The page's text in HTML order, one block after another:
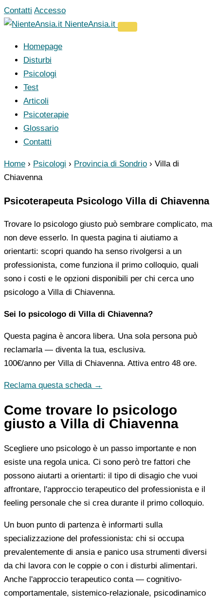
Vai
al
Contatti Accesso
NienteAnsia.it
Homepage
Disturbi
Psicologi
Test
Articoli
Psicoterapie
Glossario
Contatti
Home › Psicologi › Provincia di Sondrio › Villa di
Chiavenna
Psicoterapeuta Psicologo Villa di Chiavenna
Trovare lo psicologo giusto può sembrare complicato, ma
non deve esserlo. In questa pagina ti aiutiamo a
orientarti: scopri quando ha senso rivolgersi a un
professionista, come funziona il primo colloquio, quali
sono i costi e le opzioni disponibili per chi cerca uno
psicologo a Villa di Chiavenna.
Sei lo psicologo di Villa di Chiavenna?
Questa pagina è ancora libera. Una sola persona può
reclamarla — diventa la tua, esclusiva.
100€/anno per Villa di Chiavenna. Attiva entro 48 ore.
Reclama questa scheda →
Come trovare lo psicologo
giusto a Villa di Chiavenna
Scegliere uno psicologo è un passo importante e non
esiste una regola unica. Ci sono però tre fattori che
possono aiutarti a orientarti: il tipo di disagio che vuoi
affrontare, l'approccio terapeutico del professionista e il
feeling personale che si crea durante il primo colloquio.
Un buon punto di partenza è informarti sulla
specializzazione del professionista: chi si occupa
prevalentemente di ansia e panico usa strumenti diversi
da chi lavora con le coppie o con i disturbi alimentari.
Anche l'approccio terapeutico conta — cognitivo-
comportamentale, sistemico-relazionale, psicodinamico